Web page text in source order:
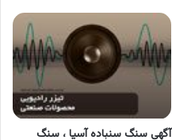
آگهی سنگ سنباده آسیا ، سنگ